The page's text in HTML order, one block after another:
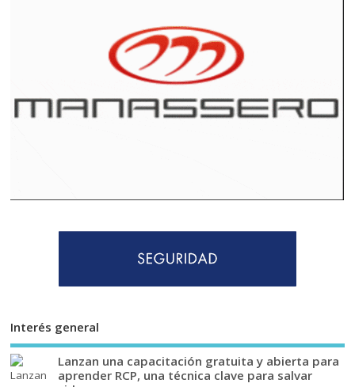
Interés general
Lanzan una capacitación gratuita y abierta para
aprender RCP, una técnica clave para salvar